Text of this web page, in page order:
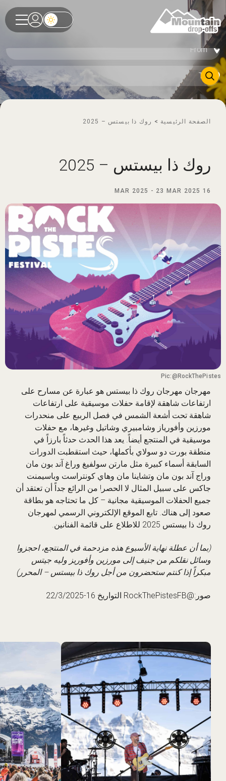
الصفحة الرئيسية > روك ذا بيستس – 2025
روك ذا بيستس – 2025
16 MAR 2025
- 23 MAR 2025
Pic:@RockThePistes
مهرجان مهرجان روك ذا بيستس هو عبارة عن مسارح على
ارتفاعات شاهقة لإقامة حفلات موسيقية على ارتفاعات
شاهقة تحت أشعة الشمس في فصل الربيع على منحدرات
مورزين وأفورياز وشامبيري وشاتيل وغيرها، مع حفلات
موسيقية في المنتجع أيضاً. يعد هذا الحدث حدثاً بارزاً في
منطقة بورت دو سولاي بأكملها، حيث استقطبت الدورات
السابقة أسماء كبيرة مثل مارتن سولفيغ وراغ آند بون مان
وراج آند بون مان وتشاينا مان وهاي كونتراست وباسيمنت
جاكس على سبيل المثال لا الحصر! من الرائع جداً أن تعتقد أن
جميع الحفلات الموسيقية مجانية – كل ما تحتاجه هو بطاقة
صعود إلى هناك. تابع الموقع الإلكتروني الرسمي لمهرجان
روك ذا بيستس 2025 للاطلاع على قائمة الفنانين.
(بما أن عطلة نهاية الأسبوع هذه مزدحمة في المنتجع، احجزوا
وسائل نقلكم من جنيف إلى مورزين وأفوريز وليه جيتس
مبكراً إذا كنتم ستحضرون من أجل روك ذا بيستس – المحرر)
صور:@RockThePistesFB التواريخ 16-22/3/2025